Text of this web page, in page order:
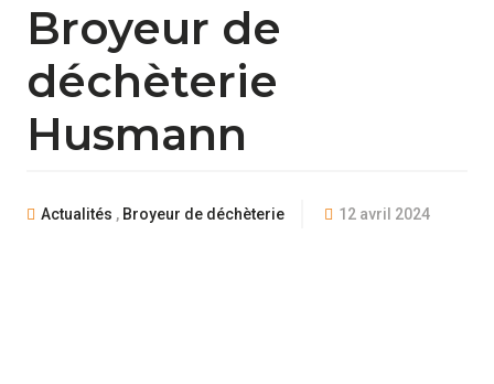
Broyeur de
déchèterie
Husmann
Actualités , Broyeur de déchèterie 12 avril 2024